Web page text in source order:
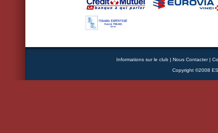
Informations sur le club | Nous Contacter|
Copyright ©2008